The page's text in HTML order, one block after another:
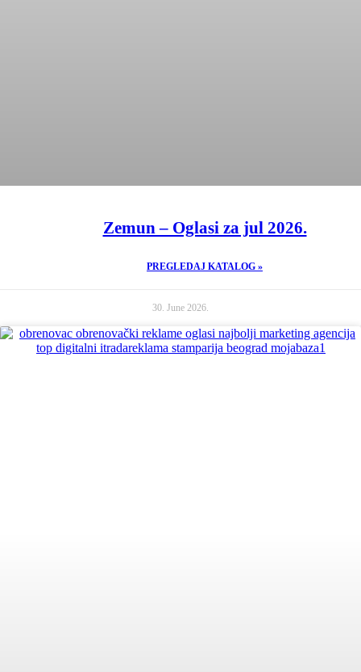
Zemun – Oglasi za jul 2026.
PREGLEDAJ KATALOG »
30. June 2026.